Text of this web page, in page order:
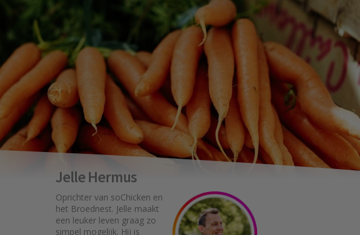
Jelle Hermus
Oprichter van soChicken en
het Broednest. Jelle maakt
een leuker leven graag zo
simpel mogelijk. Hij is